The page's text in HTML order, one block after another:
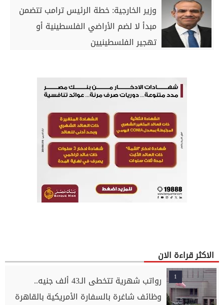
وزير الخارجية: خطة الرئيس ترامب تتضمن
مبدأ لا لضم الأراضي الفلسطينية أو
تهجير الفلسطينيين
الاكثر قراءة الان
1
رواتب شهرية تتخطى الـ43 ألف جنيه..
وظائف شاغرة بالسفارة الأمريكية بالقاهرة